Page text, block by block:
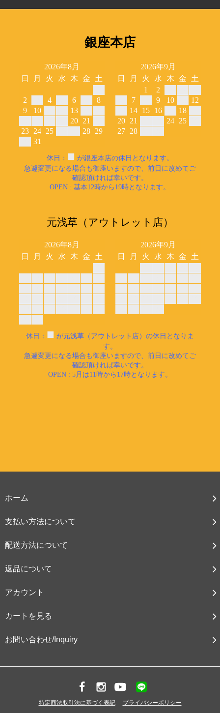
ホーム
支払い方法について
配送方法について
返品について
アカウント
カートを見る
お問い合わせ/Inquiry
特定商法取引法に基づく表記 プライバシーポリシー